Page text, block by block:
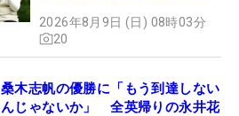
2026年8月9日 (日) 08時03分
20
桑木志帆の優勝に「もう到達しない
んじゃないか」 全英帰りの永井花